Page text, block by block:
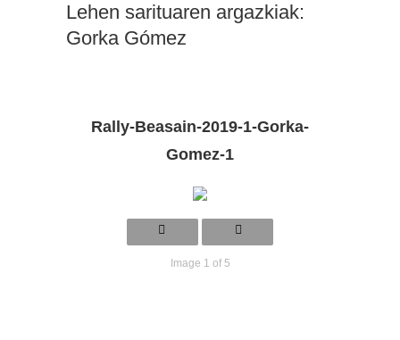
Lehen sarituaren argazkiak:
Gorka Gómez
Rally-Beasain-2019-1-Gorka-
Gomez-1
Image 1 of 5